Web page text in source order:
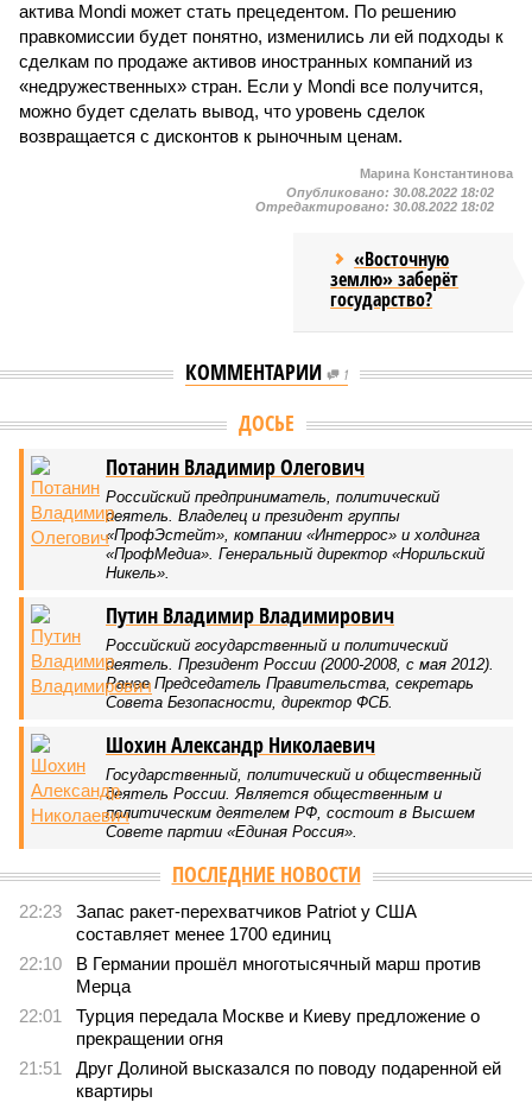
актива Mondi может стать прецедентом. По решению
правкомиссии будет понятно, изменились ли ей подходы к
сделкам по продаже активов иностранных компаний из
«недружественных» стран. Если у Mondi все получится,
можно будет сделать вывод, что уровень сделок
возвращается с дисконтов к рыночным ценам.
Марина Константинова
Опубликовано: 30.08.2022 18:02
Отредактировано: 30.08.2022 18:02
«Восточную
землю» заберёт
государство?
КОММЕНТАРИИ 1
Версия //Конфликт //В нескольких станциях от уже сданного
«Сказочного леса» пайщики ЖК «Станция Л» продолжают ждать от
компании Capital Group начала реальной достройки
В нескольких станциях от уже сданного «Сказочного
леса» пайщики ЖК «Станция Л» продолжают ждать от
компании Capital Group начала реальной достройки
«Станция ожидания» для дольщиков
В нескольких станциях от уже сданного «Сказочного леса» пайщики ЖК
«Станция Л» продолжают ждать от компании Capital Group начала
реальной достройки (изображение сгенерировано ИИ)
Пока в Ярославском районе СВАО дольщики «Сказочного леса»
уже получают ключи – в мае 2026 года были получены
заключение о соответствии проектной документации и
разрешение на ввод жилищного комплекса в эксплуатацию –
совсем недалеко, в паре станций метро южнее, на Люблинской
улице, картина, можно сказать, прямо противоположная.
Сюжет:
ЖК «Светлый мир «Станция Л»: та же группа компаний-